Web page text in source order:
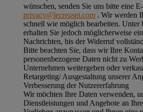
wünschen, senden Sie uns bitte eine
privacy@lecreuset.com . Wir werden
schnell wie möglich bearbeiten. Unter
erhalten Sie jedoch möglicherweise
Nachrichten, bis der Widerruf
Bitte beachten Sie, dass wir Ihre
personenbezogene Daten nicht zu
Unternehmen weitergeben oder
Retargeting/ Ausgestaltung unserer
Verbesserung der Nutzererfahrung
Wir möchten Ihre Daten verwenden,
Dienstleistungen und Angebote an